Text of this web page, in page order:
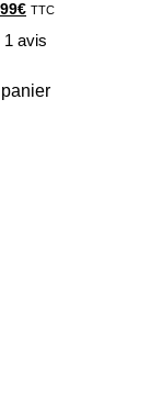
€ TTC
1 avis